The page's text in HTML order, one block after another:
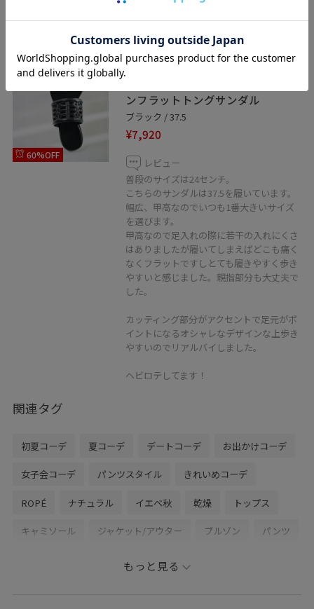
60%OFF
アウトレット 2BUY10%OFF
ROPÉ
ンフラットトングサンダル
ブラック / 37.5
¥7,920
レビュー
普段のサイズは24センチ。
こちらのサンダルは37.5を履いています。
幅広、甲高なのでいつも1番大きいサイズ
を選びます。
甲高なので足入れの際に若干の入れにくさ
はありましたが履いてしまえばどこも痛く
なくフラットですしとても履きやすく歩き
やすいと感じました。親指部分も大丈夫で
した。
カッティング部分がアクセントで足元がポ
イントになるオシャレなデザインな上歩き
やすいのでリアルバイしました。
ヘビロテしてます！
関連タグ
初夏コーデ 夏コーデ デートコーデ お出かけコーデ
女子会コーデ パンツスタイル きれいめコーデ
ROPÉ ナチュラル イエベ秋 乾燥 トップス
キャミソール ジャケット/アウター ブルゾン パンツ
シューズ
もっと見る